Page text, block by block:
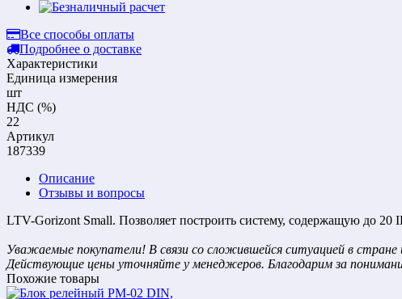
Все способы оплаты
Подробнее о доставке
Характеристики
Единица измерения
шт
НДС (%)
22
Артикул
187339
Описание
Отзывы и вопросы
LTV-Gorizont Small. Позволяет построить систему, содержащую до 20
Уважаемые покупатели! В связи со сложившейся ситуацией в
Действующие цены уточняйте у менеджеров. Благодарим за
Похожие товары